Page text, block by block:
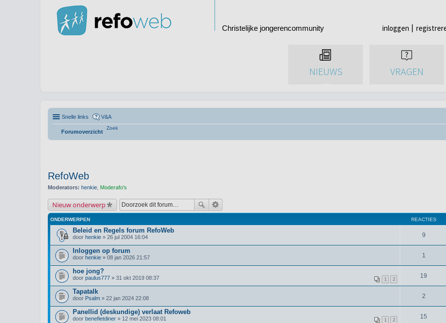
Christelijke jongerencommunity inloggen
NIEUWS VRAGEN
Snelle links V&A
Forumoverzicht
Zoek
RefoWeb
Moderators: henkie Moderafo's
Nieuw onderwerp
ONDERWERPEN REACTIES
Beleid en Regels forum RefoWeb
door henkie » 26 jul 2004 16:04 9
Inloggen op forum
door henkie » 08 jan 2026 21:57 1
hoe jong?
1 2
door paulus777 » 31 okt 2019 08:37 19
Tapatalk
door Psalm » 22 jan 2024 22:08 2
Panellid (deskundige) verlaat Refoweb
1 2
door benefietdiner » 12 mei 2023 08:01 15